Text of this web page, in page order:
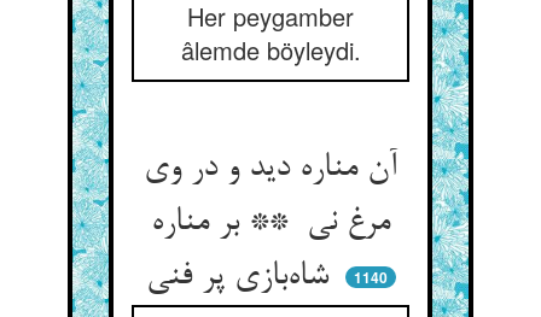
Her peygamber
âlemde böyleydi.
آن مناره دید و در وی
مرغ نی ** بر مناره
شاه‌بازی پر فنی
1140